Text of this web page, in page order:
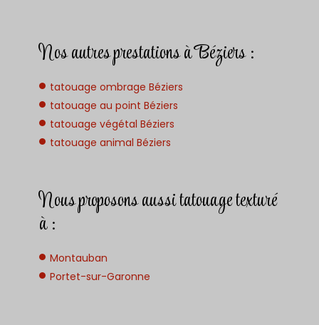
Nos autres prestations à Béziers :
tatouage ombrage Béziers
tatouage au point Béziers
tatouage végétal Béziers
tatouage animal Béziers
Nous proposons aussi tatouage texturé
à :
Montauban
Portet-sur-Garonne